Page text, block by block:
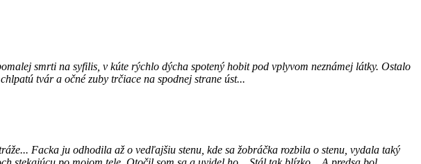
smrti na syfilis, v kúte rýchlo dýcha spotený hobit pod vplyvom neznámej látky. Ostalo
tvár a očné zuby trčiace na spodnej strane úst...
Facka ju odhodila až o vedľajšiu stenu, kde sa žobráčka rozbila o stenu, vydala taký